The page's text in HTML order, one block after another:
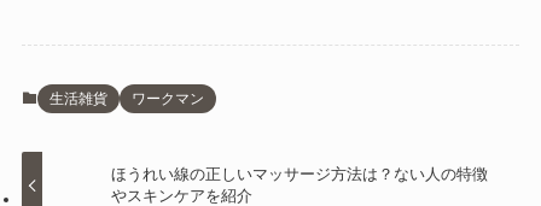
生活雑貨 ワークマン
ほうれい線の正しいマッサージ方法は？ない人の特徴
やスキンケアを紹介